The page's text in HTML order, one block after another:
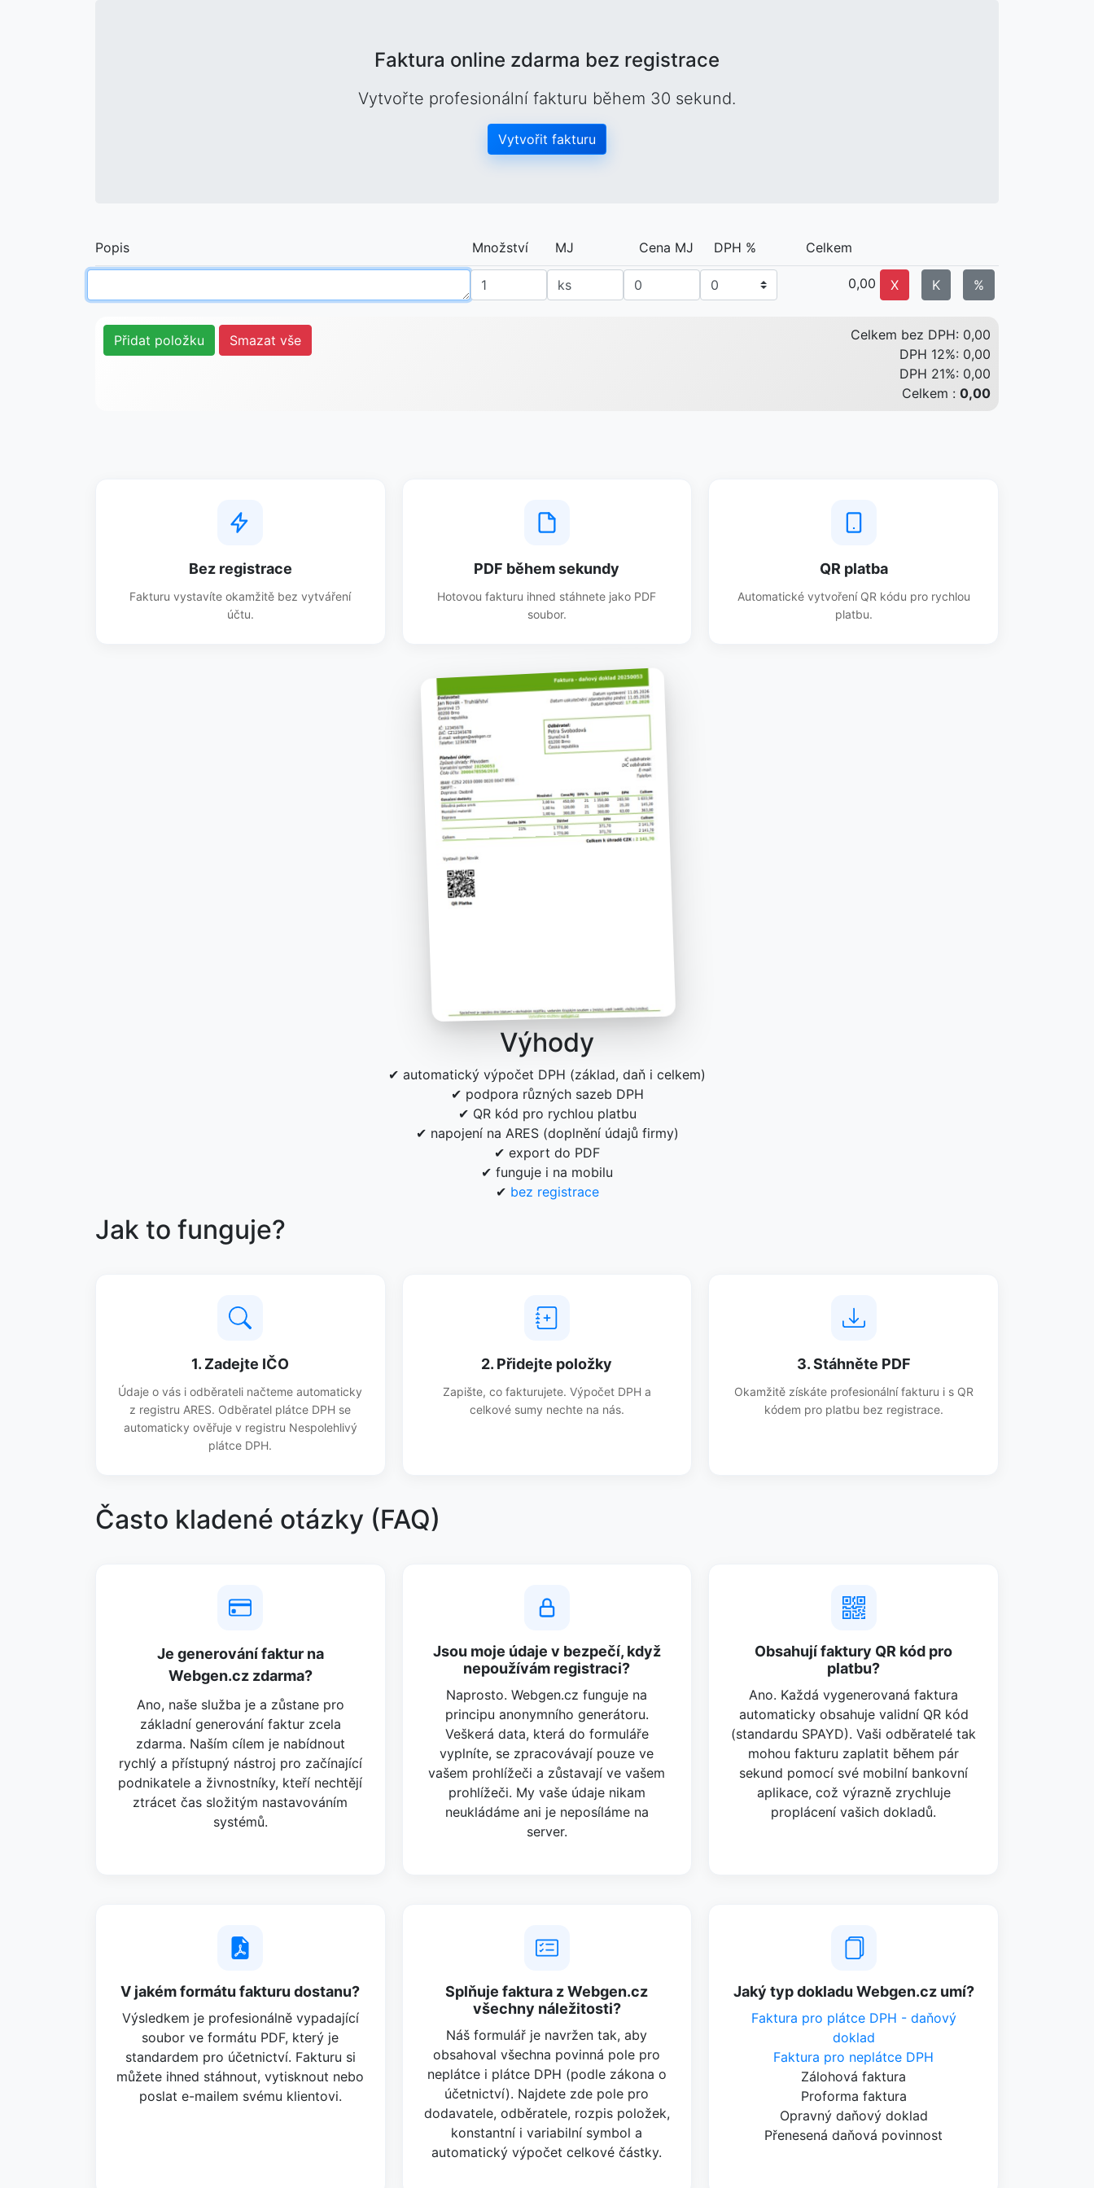
Faktura online zdarma bez registrace
Vytvořte profesionální fakturu během 30 sekund.
Vytvořit fakturu
Popis Množství MJ Cena MJ DPH % Celkem
0,00 X K %
Přidat položku Smazat vše Celkem bez DPH: 0,00
DPH 12%: 0,00
DPH 21%: 0,00
Celkem : 0,00
Bez registrace
Fakturu vystavíte okamžitě bez vytváření
účtu.
PDF během sekundy
Hotovou fakturu ihned stáhnete jako PDF
soubor.
QR platba
Automatické vytvoření QR kódu pro rychlou
platbu.
Výhody
✔ automatický výpočet DPH (základ, daň i celkem)
✔ podpora různých sazeb DPH
✔ QR kód pro rychlou platbu
✔ napojení na ARES (doplnění údajů firmy)
✔ export do PDF
✔ funguje i na mobilu
✔ bez registrace
Jak to funguje?
1. Zadejte IČO
Údaje o vás i odběrateli načteme automaticky
z registru ARES. Odběratel plátce DPH se
automaticky ověřuje v registru Nespolehlivý
plátce DPH.
2. Přidejte položky
Zapište, co fakturujete. Výpočet DPH a
celkové sumy nechte na nás.
3. Stáhněte PDF
Okamžitě získáte profesionální fakturu i s QR
kódem pro platbu bez registrace.
Často kladené otázky (FAQ)
Je generování faktur na
Webgen.cz zdarma?
Ano, naše služba je a zůstane pro
základní generování faktur zcela
zdarma. Naším cílem je nabídnout
rychlý a přístupný nástroj pro začínající
podnikatele a živnostníky, kteří nechtějí
ztrácet čas složitým nastavováním
systémů.
Jsou moje údaje v bezpečí, když
nepoužívám registraci?
Naprosto. Webgen.cz funguje na
principu anonymního generátoru.
Veškerá data, která do formuláře
vyplníte, se zpracovávají pouze ve
vašem prohlížeči a zůstavají ve vašem
prohlížeči. My vaše údaje nikam
neukládáme ani je neposíláme na
server.
Obsahují faktury QR kód pro
platbu?
Ano. Každá vygenerovaná faktura
automaticky obsahuje validní QR kód
(standardu SPAYD). Vaši odběratelé tak
mohou fakturu zaplatit během pár
sekund pomocí své mobilní bankovní
aplikace, což výrazně zrychluje
proplácení vašich dokladů.
V jakém formátu fakturu dostanu?
Výsledkem je profesionálně vypadající
soubor ve formátu PDF, který je
standardem pro účetnictví. Fakturu si
můžete ihned stáhnout, vytisknout nebo
poslat e-mailem svému klientovi.
Splňuje faktura z Webgen.cz
všechny náležitosti?
Náš formulář je navržen tak, aby
obsahoval všechna povinná pole pro
neplátce i plátce DPH (podle zákona o
účetnictví). Najdete zde pole pro
dodavatele, odběratele, rozpis položek,
konstantní i variabilní symbol a
automatický výpočet celkové částky.
Jaký typ dokladu Webgen.cz umí?
Faktura pro plátce DPH - daňový
doklad
Faktura pro neplátce DPH
Zálohová faktura
Proforma faktura
Opravný daňový doklad
Přenesená daňová povinnost